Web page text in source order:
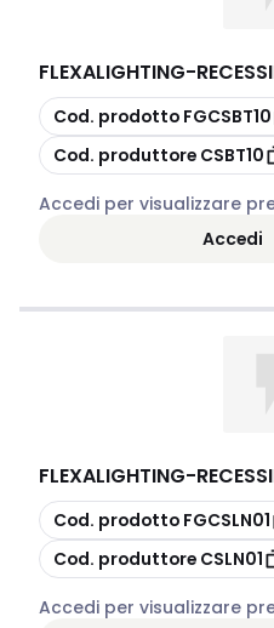
FLEXALIGHTING-
copia
Cod. prodotto FGCSBT10
copia
Cod. produttore CSBT10
Accedi per visualizzare
Accedi
FLEXALIGHTING-
copia
Cod. prodotto FGCSLN01
copia
Cod. produttore CSLN01
Accedi per visualizzare